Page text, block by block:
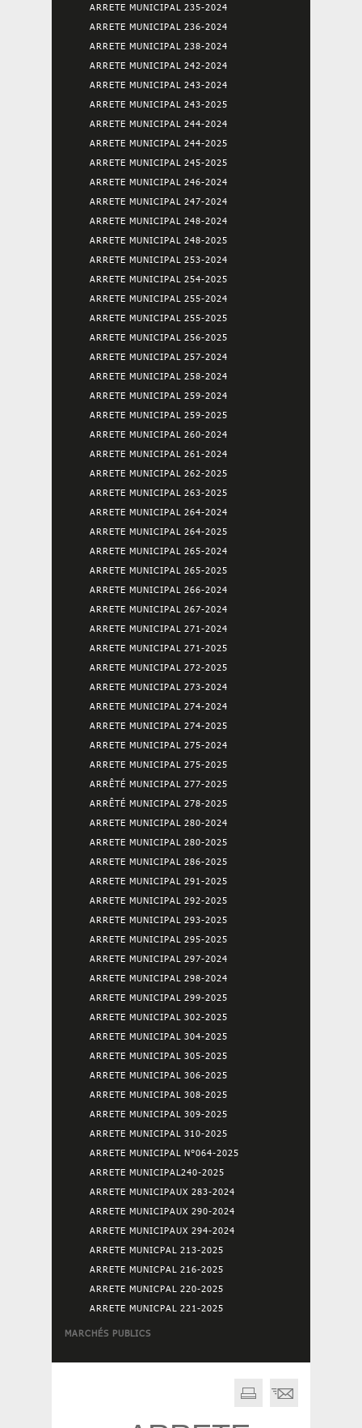
ARRETE MUNICIPAL 235-2024
ARRETE MUNICIPAL 236-2024
ARRETE MUNICIPAL 238-2024
ARRETE MUNICIPAL 242-2024
ARRETE MUNICIPAL 243-2024
ARRETE MUNICIPAL 243-2025
ARRETE MUNICIPAL 244-2024
ARRETE MUNICIPAL 244-2025
ARRETE MUNICIPAL 245-2025
ARRETE MUNICIPAL 246-2024
ARRETE MUNICIPAL 247-2024
ARRETE MUNICIPAL 248-2024
ARRETE MUNICIPAL 248-2025
ARRETE MUNICIPAL 253-2024
ARRETE MUNICIPAL 254-2025
ARRETE MUNICIPAL 255-2024
ARRETE MUNICIPAL 255-2025
ARRETE MUNICIPAL 256-2025
ARRETE MUNICIPAL 257-2024
ARRETE MUNICIPAL 258-2024
ARRETE MUNICIPAL 259-2024
ARRETE MUNICIPAL 259-2025
ARRETE MUNICIPAL 260-2024
ARRETE MUNICIPAL 261-2024
ARRETE MUNICIPAL 262-2025
ARRETE MUNICIPAL 263-2025
ARRETE MUNICIPAL 264-2024
ARRETE MUNICIPAL 264-2025
ARRETE MUNICIPAL 265-2024
ARRETE MUNICIPAL 265-2025
ARRETE MUNICIPAL 266-2024
ARRETE MUNICIPAL 267-2024
ARRETE MUNICIPAL 271-2024
ARRETE MUNICIPAL 271-2025
ARRETE MUNICIPAL 272-2025
ARRETE MUNICIPAL 273-2024
ARRETE MUNICIPAL 274-2024
ARRETE MUNICIPAL 274-2025
ARRETE MUNICIPAL 275-2024
ARRETE MUNICIPAL 275-2025
ARRÊTÉ MUNICIPAL 277-2025
ARRÊTÉ MUNICIPAL 278-2025
ARRETE MUNICIPAL 280-2024
ARRETE MUNICIPAL 280-2025
ARRETE MUNICIPAL 286-2025
ARRETE MUNICIPAL 291-2025
ARRETE MUNICIPAL 292-2025
ARRETE MUNICIPAL 293-2025
ARRETE MUNICIPAL 295-2025
ARRETE MUNICIPAL 297-2024
ARRETE MUNICIPAL 298-2024
ARRETE MUNICIPAL 299-2025
ARRETE MUNICIPAL 302-2025
ARRETE MUNICIPAL 304-2025
ARRETE MUNICIPAL 305-2025
ARRETE MUNICIPAL 306-2025
ARRETE MUNICIPAL 308-2025
ARRETE MUNICIPAL 309-2025
ARRETE MUNICIPAL 310-2025
ARRETE MUNICIPAL N°064-2025
ARRETE MUNICIPAL240-2025
ARRETE MUNICIPAUX 283-2024
ARRETE MUNICIPAUX 290-2024
ARRETE MUNICIPAUX 294-2024
ARRETE MUNICPAL 213-2025
ARRETE MUNICPAL 216-2025
ARRETE MUNICPAL 220-2025
ARRETE MUNICPAL 221-2025
MARCHÉS PUBLICS